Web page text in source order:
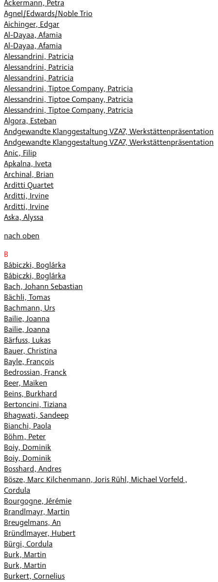
Ackermann, Petra
Agnel/Edwards/Noble Trio
Aichinger, Edgar
Al-Dayaa, Afamia
Al-Dayaa, Afamia
Alessandrini, Patricia
Alessandrini, Patricia
Alessandrini, Patricia
Alessandrini, Tiptoe Company, Patricia
Alessandrini, Tiptoe Company, Patricia
Alessandrini, Tiptoe Company, Patricia
Algora, Esteban
Andgewandte Klanggestaltung VZA7, Werkstättenpräsentation
Andgewandte Klanggestaltung VZA7, Werkstättenpräsentation
Anic, Filip
Apkalna, Iveta
Archinal, Brian
Arditti Quartet
Arditti, Irvine
Arditti, Irvine
Aska, Alyssa
nach oben
B
Bábiczki, Boglárka
Bábiczki, Boglárka
Bach, Johann Sebastian
Bächli, Tomas
Bachmann, Urs
Bailie, Joanna
Bailie, Joanna
Bärfuss, Lukas
Bauer, Christina
Bayle, François
Bedrossian, Franck
Beer, Maiken
Beins, Burkhard
Bertoncini, Tiziana
Bhagwati, Sandeep
Bianchi, Paola
Böhm, Peter
Boiy, Dominik
Boiy, Dominik
Bosshard, Andres
Bösze, Marc Kilchenmann, Joris Rühl, Michael Vorfeld ,
Cordula
Bourgogne, Jérémie
Brandlmayr, Martin
Breugelmans, An
Bründlmayer, Hubert
Bürgi, Cordula
Burk, Martin
Burk, Martin
Burkert, Cornelius